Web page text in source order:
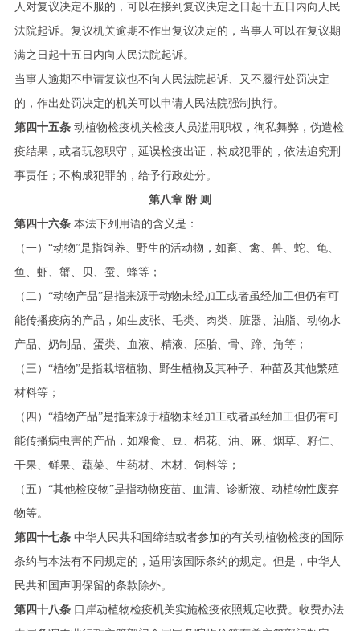
人对复议决定不服的，可以在接到复议决定之日起十五日内向人民
法院起诉。复议机关逾期不作出复议决定的，当事人可以在复议期
满之日起十五日内向人民法院起诉。
当事人逾期不申请复议也不向人民法院起诉、又不履行处罚决定
的，作出处罚决定的机关可以申请人民法院强制执行。
第四十五条 动植物检疫机关检疫人员滥用职权，徇私舞弊，伪造检
疫结果，或者玩忽职守，延误检疫出证，构成犯罪的，依法追究刑
事责任；不构成犯罪的，给予行政处分。
第八章 附 则
第四十六条 本法下列用语的含义是：
（一）“动物”是指饲养、野生的活动物，如畜、禽、兽、蛇、龟、
鱼、虾、蟹、贝、蚕、蜂等；
（二）“动物产品”是指来源于动物未经加工或者虽经加工但仍有可
能传播疫病的产品，如生皮张、毛类、肉类、脏器、油脂、动物水
产品、奶制品、蛋类、血液、精液、胚胎、骨、蹄、角等；
（三）“植物”是指栽培植物、野生植物及其种子、种苗及其他繁殖
材料等；
（四）“植物产品”是指来源于植物未经加工或者虽经加工但仍有可
能传播病虫害的产品，如粮食、豆、棉花、油、麻、烟草、籽仁、
干果、鲜果、蔬菜、生药材、木材、饲料等；
（五）“其他检疫物”是指动物疫苗、血清、诊断液、动植物性废弃
物等。
第四十七条 中华人民共和国缔结或者参加的有关动植物检疫的国际
条约与本法有不同规定的，适用该国际条约的规定。但是，中华人
民共和国声明保留的条款除外。
第四十八条 口岸动植物检疫机关实施检疫依照规定收费。收费办法